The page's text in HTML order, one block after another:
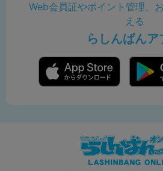
Web会員証やポイント管理、
える
らしんばんア